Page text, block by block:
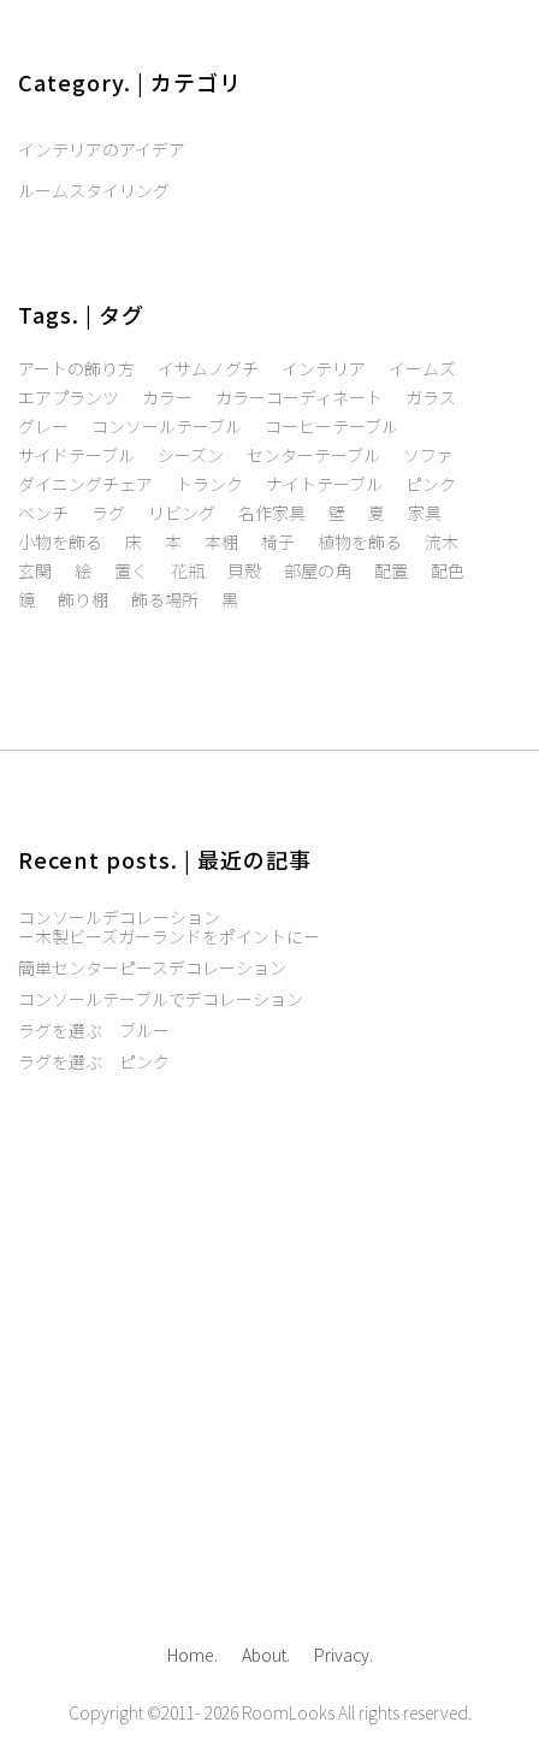
Category. | カテゴリ
インテリアのアイデア
ルームスタイリング
Tags. | タグ
アートの飾り方 イサムノグチ インテリア
イームズ
エアプランツ
カラー カラーコーディネート
ガラス
グレー
コンソールテーブル
コーヒーテーブル
サイドテーブル
シーズン センターテーブル
ソファ
ダイニングチェア
トランク ナイトテーブル
ピンク
ベンチ
ラグ リビング 名作家具 壁 夏
家具
小物を飾る
床 本 本棚 椅子 植物を飾る
流木
玄関
絵 置く 花瓶 貝殻 部屋の角 配置
配色
鏡
飾り棚 飾る場所 黒
Recent posts. | 最近の記事
コンソールデコレーション
－木製ビーズガーランドをポイントに－
簡単センターピースデコレーション
コンソールテーブルでデコレーション
ラグを選ぶ ブルー
ラグを選ぶ ピンク
Copyright ©2011- 2026 RoomLooksAll rights reserved.
Home. About. Privacy.